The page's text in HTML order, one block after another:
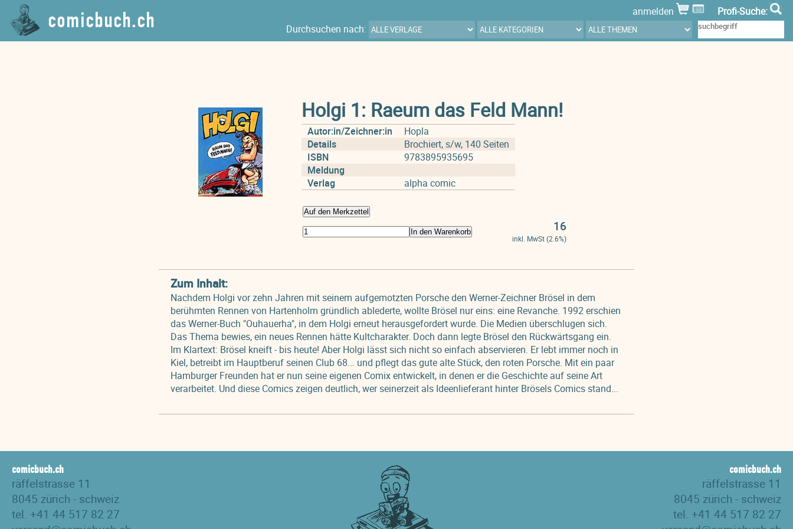
comicbuch.ch anmelden
Profi-Suche:
Durchsuchen nach:
Holgi 1: Raeum das Feld Mann!
Autor:in/Zeichner:in
Hopla
Details
Brochiert, s/w, 140 Seiten
ISBN
9783895935695
Meldung
Verlag
alpha comic
Auf den Merkzettel
In den Warenkorb 16
inkl. MwSt (2.6%)
Zum Inhalt:
Nachdem Holgi vor zehn Jahren mit seinem aufgemotzten Porsche den Werner-Zeichner Brösel in dem
berühmten Rennen von Hartenholm gründlich ablederte, wollte Brösel nur eins: eine Revanche. 1992 erschien
das Werner-Buch "Ouhauerha", in dem Holgi erneut herausgefordert wurde. Die Medien überschlugen sich.
Das Thema bewies, ein neues Rennen hätte Kultcharakter. Doch dann legte Brösel den Rückwärtsgang ein.
Im Klartext: Brösel kneift - bis heute! Aber Holgi lässt sich nicht so einfach abservieren. Er lebt immer noch in
Kiel, betreibt im Hauptberuf seinen Club 68... und pflegt das gute alte Stück, den roten Porsche. Mit ein paar
Hamburger Freunden hat er nun seine eigenen Comix entwickelt, in denen er die Geschichte auf seine Art
verarbeitet. Und diese Comics zeigen deutlich, wer seinerzeit als Ideenlieferant hinter Brösels Comics stand...
comicbuch.ch
räffelstrasse 11
8045 zürich - schweiz
tel. +41 44 517 82 27
comicbuch.ch
räffelstrasse 11
8045 zürich - schweiz
tel. +41 44 517 82 27